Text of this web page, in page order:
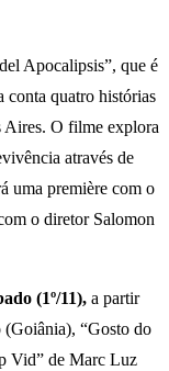
Apocalipsis”, que é
conta quatro histórias
Aires. O filme explora
através de
uma première com o
o diretor Salomon
(1º/11), a partir
“Gosto do
Vid” de Marc Luz